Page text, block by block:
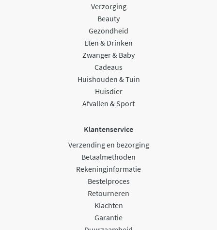
Verzorging
Beauty
Gezondheid
Eten & Drinken
Zwanger & Baby
Cadeaus
Huishouden & Tuin
Huisdier
Afvallen & Sport
Klantenservice
Verzending en bezorging
Betaalmethoden
Rekeninginformatie
Bestelproces
Retourneren
Klachten
Garantie